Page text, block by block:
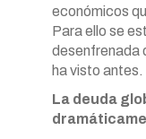
económicos
Para ello se
desenfrenada
ha visto antes.
La deuda